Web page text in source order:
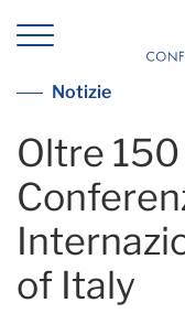
Conferenza
Vai alla lista
Notizie
Oltre
of Italy